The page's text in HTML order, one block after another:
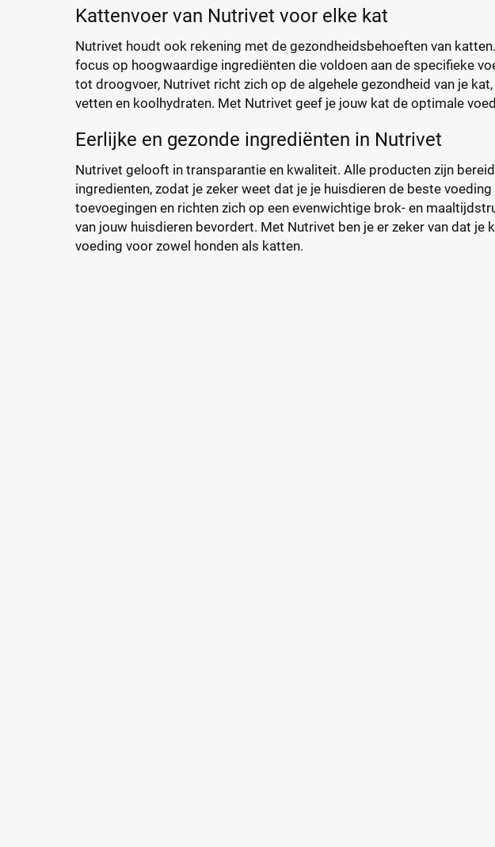
Kattenvoer van Nutrivet voor elke kat
Nutrivet houdt ook rekening met de gezondheidsbehoeften van
focus op hoogwaardige ingrediënten die voldoen aan de specifieke
tot droogvoer, Nutrivet richt zich op de algehele gezondheid van je
vetten en koolhydraten. Met Nutrivet geef je jouw kat de optimale
Eerlijke en gezonde ingrediënten in Nutrivet
Nutrivet gelooft in transparantie en kwaliteit. Alle producten zijn
ingredienten, zodat je zeker weet dat je je huisdieren de beste
toevoegingen en richten zich op een evenwichtige brok- en
van jouw huisdieren bevordert. Met Nutrivet ben je er zeker van dat je
voeding voor zowel honden als katten.